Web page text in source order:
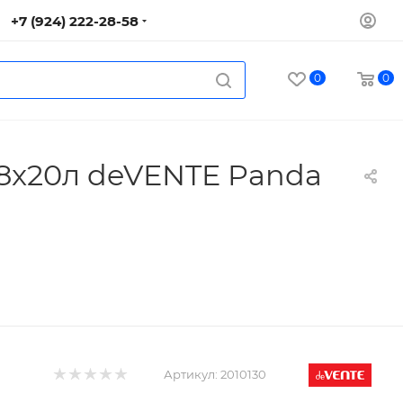
+7 (924) 222-28-58
0 0
deVENTE Panda
Артикул: 2010130